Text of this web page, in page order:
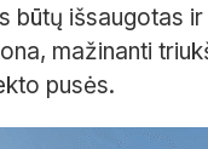
būtų išsaugotas
mažinanti
pusės.